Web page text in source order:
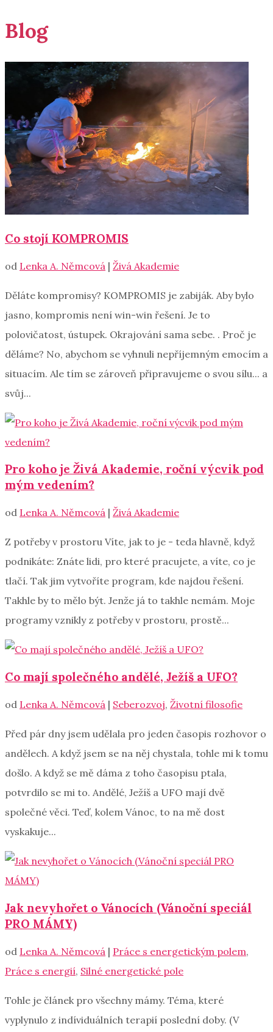
Blog
Co stojí KOMPROMIS
od Lenka A. Němcová | Živá Akademie
Děláte kompromisy? KOMPROMIS je zabiják. Aby bylo
jasno, kompromis není win-win řešení. Je to
polovičatost, ústupek. Okrajování sama sebe. . Proč je
děláme? No, abychom se vyhnuli nepříjemným emocím a
situacím. Ale tím se zároveň připravujeme o svou sílu... a
svůj...
Pro koho je Živá Akademie, roční výcvik pod
mým vedením?
od Lenka A. Němcová | Živá Akademie
Z potřeby v prostoru Víte, jak to je - teda hlavně, když
podnikáte: Znáte lidi, pro které pracujete, a víte, co je
tlačí. Tak jim vytvoříte program, kde najdou řešení.
Takhle by to mělo být. Jenže já to takhle nemám. Moje
programy vznikly z potřeby v prostoru, prostě...
Co mají společného andělé, Ježíš a UFO?
od Lenka A. Němcová | Seberozvoj, Životní filosofie
Před pár dny jsem udělala pro jeden časopis rozhovor o
andělech. A když jsem se na něj chystala, tohle mi k tomu
došlo. A když se mě dáma z toho časopisu ptala,
potvrdilo se mi to. Andělé, Ježíš a UFO mají dvě
společné věci. Teď, kolem Vánoc, to na mě dost
vyskakuje...
Jak nevyhořet o Vánocích (Vánoční speciál
PRO MÁMY)
od Lenka A. Němcová | Práce s energetickým polem,
Práce s energií, Silné energetické pole
Tohle je článek pro všechny mámy. Téma, které
vyplynulo z indíviduálních terapií poslední doby. (V